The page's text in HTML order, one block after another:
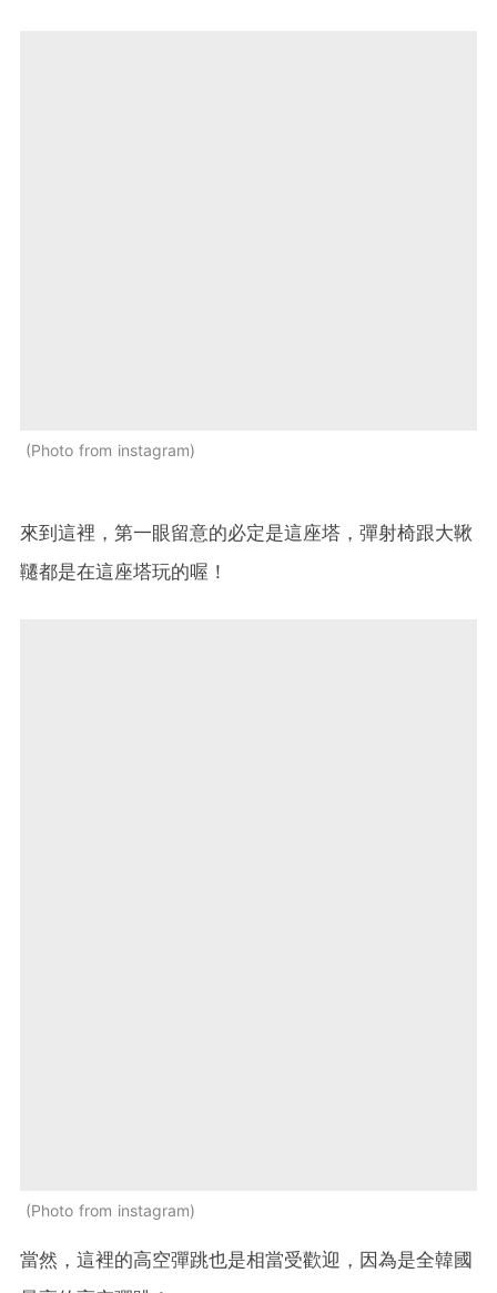
Photo from instagram
來到這裡，第一眼留意的必定是這座塔，彈射椅跟大鞦
韆都是在這座塔玩的喔！
Photo from instagram
當然，這裡的高空彈跳也是相當受歡迎，因為是全韓國